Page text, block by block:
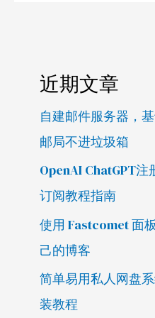
近期文章
自建邮件服务器，
邮局不进垃圾箱
OpenAI ChatGPT
订阅教程指南
使用 Fastcomet 面
己的博客
简单易用私人网盘
装教程